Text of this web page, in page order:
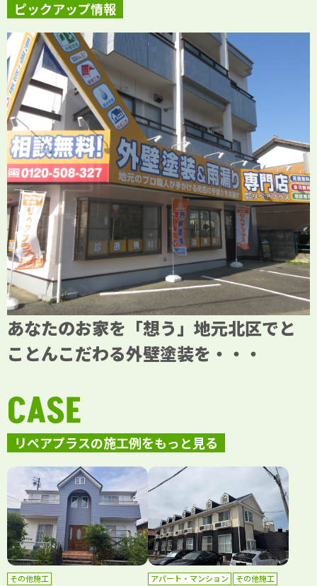
ピックアップ情報
あなたのお家を「想う」地元北区でと
ことんこだわる外壁塗装を・・・
リペアプラスの施工例をもっと見る
CASE
その他施工 アパート・マンション
その他施工